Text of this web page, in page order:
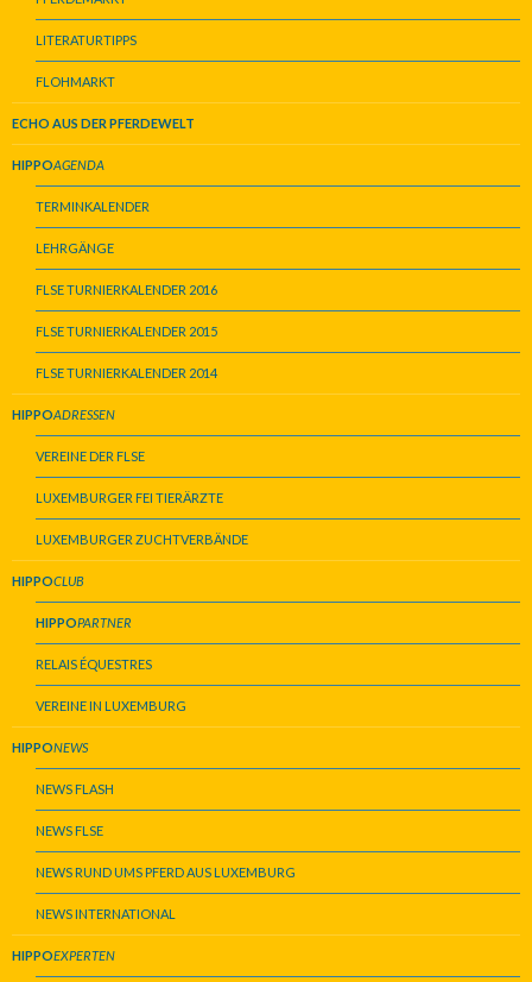
LITERATURTIPPS
FLOHMARKT
ECHO AUS DER PFERDEWELT
HIPPOAGENDA
TERMINKALENDER
LEHRGÄNGE
FLSE TURNIERKALENDER 2016
FLSE TURNIERKALENDER 2015
FLSE TURNIERKALENDER 2014
HIPPOADRESSEN
VEREINE DER FLSE
LUXEMBURGER FEI TIERÄRZTE
LUXEMBURGER ZUCHTVERBÄNDE
HIPPOCLUB
HIPPOPARTNER
RELAIS ÉQUESTRES
VEREINE IN LUXEMBURG
HIPPONEWS
NEWS FLASH
NEWS FLSE
NEWS RUND UMS PFERD AUS LUXEMBURG
NEWS INTERNATIONAL
HIPPOEXPERTEN